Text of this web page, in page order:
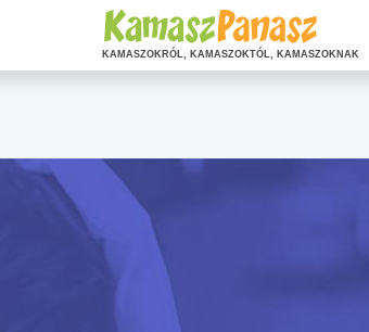
KAMASZOKRÓL, KAMASZOKTÓL, KAMASZOKNAK